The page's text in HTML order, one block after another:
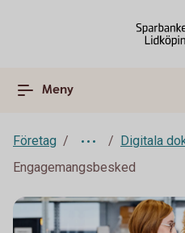
Meny
Företag
Digitala
Engagemangsbesked